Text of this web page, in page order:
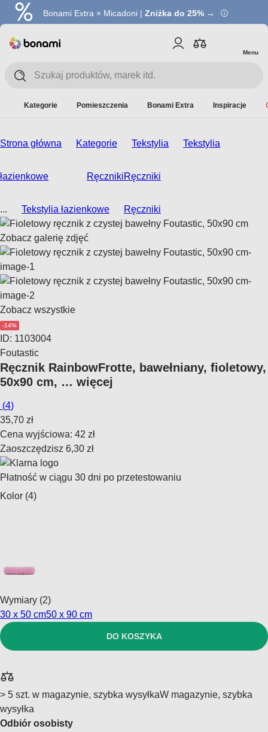
Bonami Extra × Micadoni | Zniżka do 25% →
Menu
Kategorie Pomieszczenia Bonami Extra Inspiracje
Strona główna Kategorie Tekstylia Tekstylia
łazienkowe RęcznikiRęczniki
... Tekstylia łazienkowe Ręczniki
Zobacz galerię zdjęć
Zobacz wszystkie
-14%
ID: 1103004
Foutastic
Ręcznik RainbowFrotte, bawełniany, fioletowy,
50x90 cm, … więcej
(4)
35,70 zł
Cena wyjściowa: 42 zł
Zaoszczędzisz 6,30 zł
Płatność w ciągu 30 dni po przetestowaniu
Kolor (4)
Wymiary (2)
30 x 50 cm50 x 90 cm
DO KOSZYKA
> 5 szt. w magazynie, szybka wysyłkaW magazynie, szybka
wysyłka
Odbiór osobisty